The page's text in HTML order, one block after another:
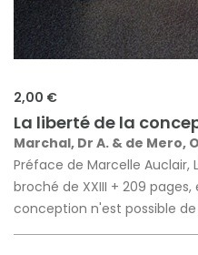
2,00 €
La liberté de la
Marchal, Dr A. & de Mero,
Préface de Marcelle Auclair,
broché de XXIII + 209
conception n'est possible de